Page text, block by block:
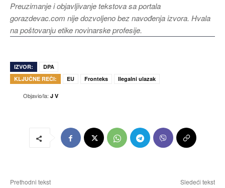
Preuzimanje i objavljivanje tekstova sa portala
gorazdevac.com nije dozvoljeno bez navođenja izvora. Hvala
na poštovanju etike novinarske profesije.
IZVOR:
DPA
KLJUČNE REČI:
EU Fronteks Ilegalni ulazak
Objavio/la: J V
Prethodni tekst Sledeći tekst